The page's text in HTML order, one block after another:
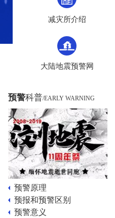
减灾所介绍
大陆地震预警网
预警科普/EARLY WARNING
预警原理
预报和预警区别
预警意义